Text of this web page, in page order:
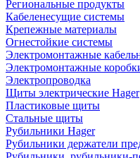
Региональные продукты
Кабеленесущие системы
Крепежные материалы
Огнестойкие системы
Электромонтажные
Электромонтажные
Электропроводка
Щиты электрические Hager
Пластиковые щиты
Стальные щиты
Рубильники Hager
Рубильники держатели